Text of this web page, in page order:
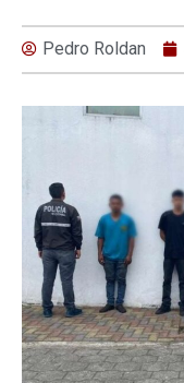
Pedro Roldan